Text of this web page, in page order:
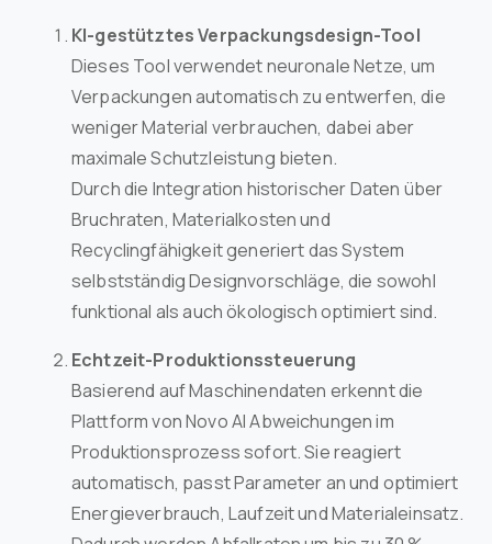
KI-gestütztes Verpackungsdesign-Tool
Dieses Tool verwendet neuronale Netze, um
Verpackungen automatisch zu entwerfen, die
weniger Material verbrauchen, dabei aber
maximale Schutzleistung bieten.
Durch die Integration historischer Daten über
Bruchraten, Materialkosten und
Recyclingfähigkeit generiert das System
selbstständig Designvorschläge, die sowohl
funktional als auch ökologisch optimiert sind.
Echtzeit-Produktionssteuerung
Basierend auf Maschinendaten erkennt die
Plattform von Novo AI Abweichungen im
Produktionsprozess sofort. Sie reagiert
automatisch, passt Parameter an und optimiert
Energieverbrauch, Laufzeit und Materialeinsatz.